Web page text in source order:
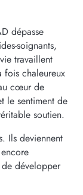
dépasse
soignants,
travaillent
fois chaleureux
cœur de
le sentiment de
soutien.
Ils deviennent
de développer